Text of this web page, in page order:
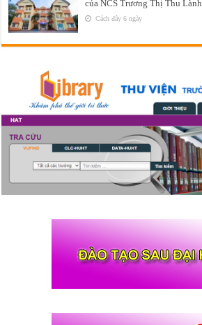
của NCS Trương Thị Thu Lành
Cách đây 6 ngày